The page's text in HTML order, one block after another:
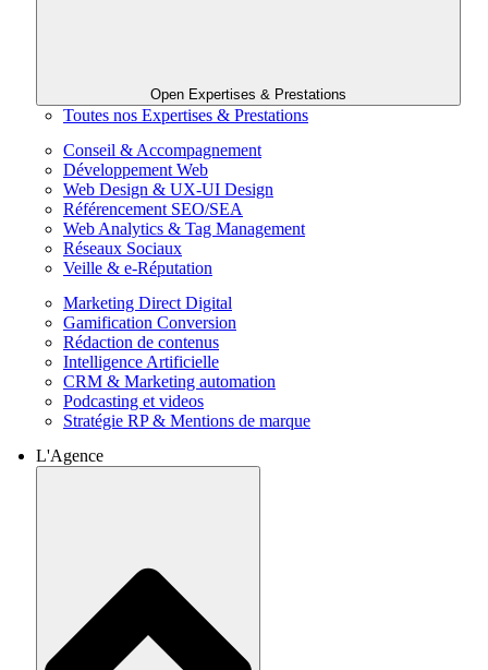
Open Expertises & Prestations
Toutes nos Expertises & Prestations
Conseil & Accompagnement
Développement Web
Web Design & UX-UI Design
Référencement SEO/SEA
Web Analytics & Tag Management
Réseaux Sociaux
Veille & e-Réputation
Marketing Direct Digital
Gamification Conversion
Rédaction de contenus
Intelligence Artificielle
CRM & Marketing automation
Podcasting et videos
Stratégie RP & Mentions de marque
L'Agence